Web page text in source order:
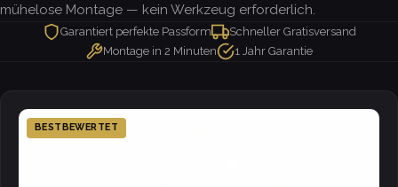
mühelose Montage — kein Werkzeug erforderlich.
Garantiert perfekte Passform
Schneller Gratisversand
Montage in 2 Minuten
1 Jahr Garantie
BESTBEWERTET